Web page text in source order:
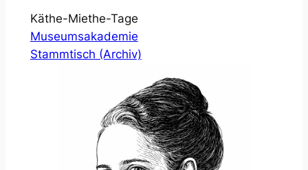
Käthe-Miethe-Tage
Museumsakademie
Stammtisch (Archiv)